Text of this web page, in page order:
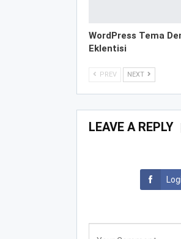
WordPress Tema
Eklentisi
PREV NEXT
LEAVE A REPLY